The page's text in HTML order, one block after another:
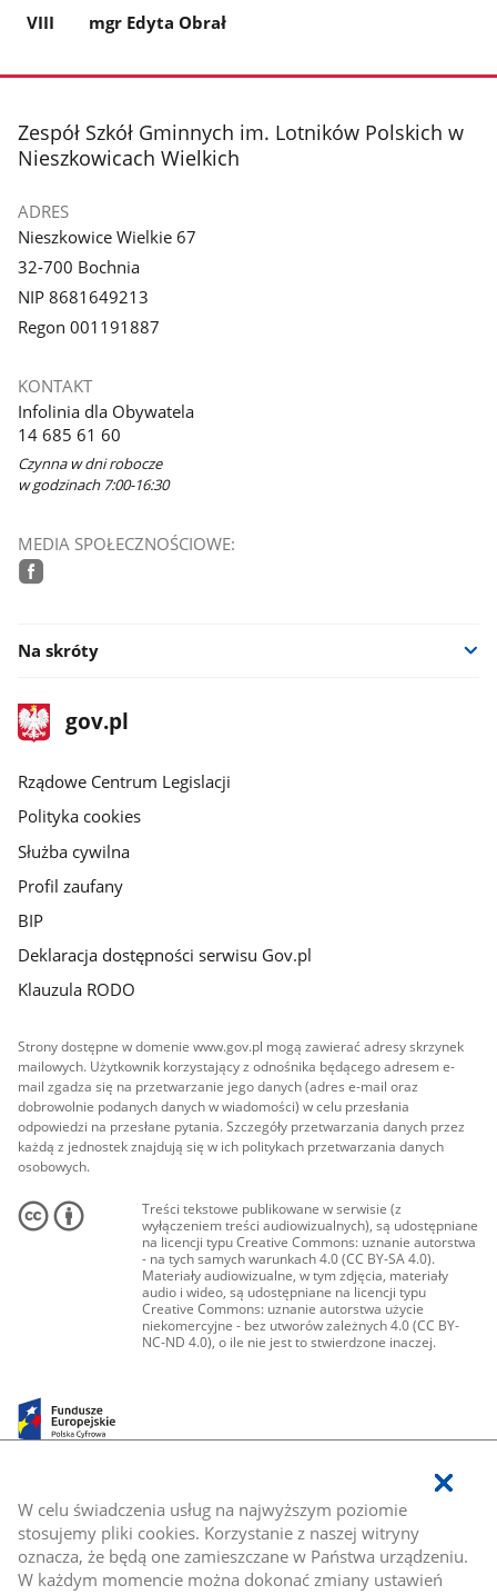
W celu świadczenia usług na najwyższym poziomie
stosujemy pliki cookies. Korzystanie z naszej witryny
oznacza, że będą one zamieszczane w Państwa urządzeniu.
W każdym momencie można dokonać zmiany ustawień
VIII
mgr Edyta Obrał
stopka
Zespół Szkół Gminnych im. Lotników Polskich w
Nieszkowicach Wielkich
ADRES
Nieszkowice Wielkie 67
32-700 Bochnia
NIP 8681649213
Regon 001191887
KONTAKT
Infolinia dla Obywatela
14 685 61 60
Czynna w dni robocze
w godzinach 7:00-16:30
MEDIA SPOŁECZNOŚCIOWE:
Na skróty
stopka
gov.plStrona
gov.pl
Rządowe Centrum Legislacji
Polityka cookies
Służba cywilna
Profil zaufany
BIP
Deklaracja dostępności serwisu Gov.pl
Klauzula RODO
Strony dostępne w domenie www.gov.pl mogą zawierać adresy skrzynek
mailowych. Użytkownik korzystający z odnośnika będącego adresem e-
mail zgadza się na przetwarzanie jego danych (adres e-mail oraz
dobrowolnie podanych danych w wiadomości) w celu przesłania
odpowiedzi na przesłane pytania. Szczegóły przetwarzania danych przez
każdą z jednostek znajdują się w ich politykach przetwarzania danych
osobowych.
Treści tekstowe publikowane w serwisie (z
wyłączeniem treści audiowizualnych), są udostępniane
na licencji typu Creative Commons: uznanie autorstwa
- na tych samych warunkach 4.0 (CC BY-SA 4.0).
Materiały audiowizualne, w tym zdjęcia, materiały
audio i wideo, są udostępniane na licencji typu
Creative Commons: uznanie autorstwa użycie
niekomercyjne - bez utworów zależnych 4.0 (CC BY-
NC-ND 4.0), o ile nie jest to stwierdzone inaczej.